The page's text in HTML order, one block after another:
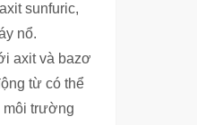
sunfuric,
nổ.
axit và bazơ
từ có thể
môi trường